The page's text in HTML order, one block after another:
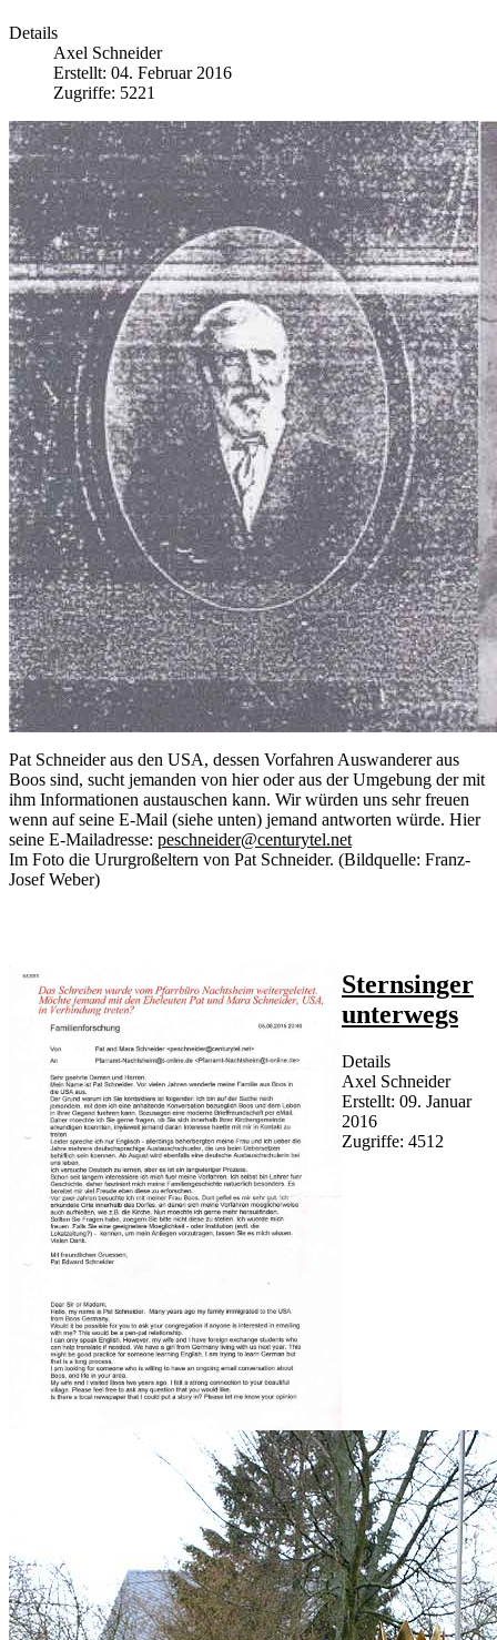
Details
Axel Schneider
Erstellt: 04. Februar 2016
Zugriffe: 5221
Pat Schneider aus den USA, dessen Vorfahren Auswanderer aus
Boos sind, sucht jemanden von hier oder aus der Umgebung der mit
ihm Informationen austauschen kann. Wir würden uns sehr freuen
wenn auf seine E-Mail (siehe unten) jemand antworten würde. Hier
seine E-Mailadresse: peschneider@centurytel.net
Im Foto die Ururgroßeltern von Pat Schneider. (Bildquelle: Franz-
Josef Weber)
Sternsinger
unterwegs
Details
Axel Schneider
Erstellt: 09. Januar
2016
Zugriffe: 4512